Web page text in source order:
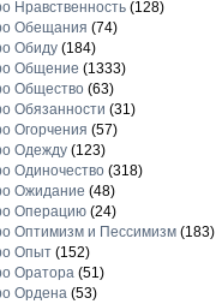
Нравственность(128)
Обещания (74)
Обиду(184)
Общение (1333)
Общество(63)
Обязанности (31)
Огорчения (57)
Одежду(123)
Одиночество(318)
Ожидание (48)
Операцию(24)
Оптимизм и Пессимизм(183)
Опыт(152)
Оратора(51)
Ордена(53)